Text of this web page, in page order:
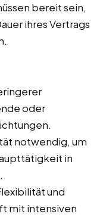
bereit sein,
ihres Vertrags
oder
notwendig, um
in
und
mit intensiven